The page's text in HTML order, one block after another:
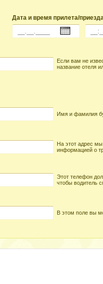
Дата и время прилета/
Если вам не
название отеля
Имя и фамилия
На этот адрес
информацией о
Этот телефон
чтобы водитель
В этом поле вы